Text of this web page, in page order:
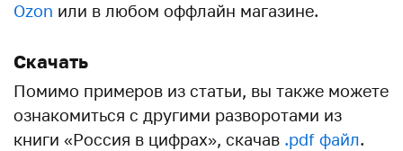
Ozon или в любом оффлайн магазине.
Скачать
Помимо примеров из статьи, вы также можете
ознакомиться с другими разворотами из
книги «Россия в цифрах», скачав .pdf файл.